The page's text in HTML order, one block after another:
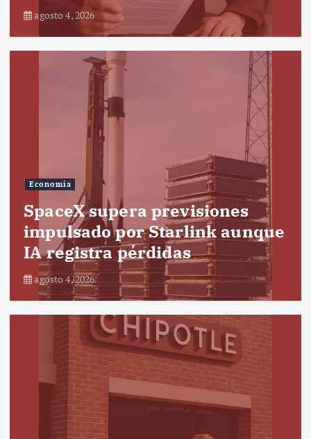
agosto 4, 2026
Economía
SpaceX supera previsiones
impulsado por Starlink aunque
IA registra pérdidas
agosto 4, 2026